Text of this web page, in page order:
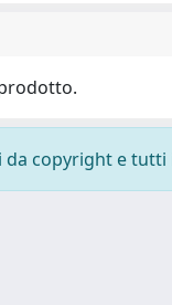
copyright e